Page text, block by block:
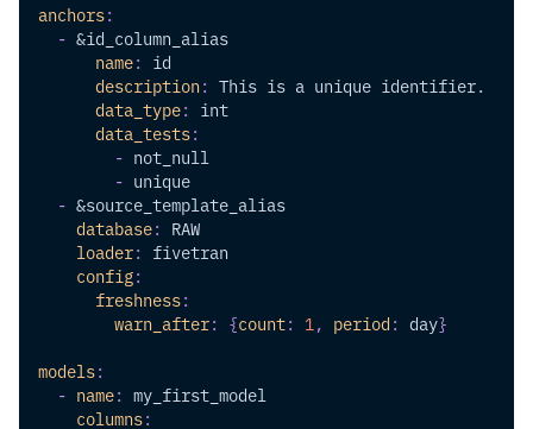
anchors:
- &id_column_alias
name: id
description: This is a unique identifier.
data_type: int
data_tests:
- not_null
- unique
- &source_template_alias
database: RAW
loader: fivetran
config:
freshness:
warn_after: {count: 1 , period : day}
models:
- name: my_first_model
columns: